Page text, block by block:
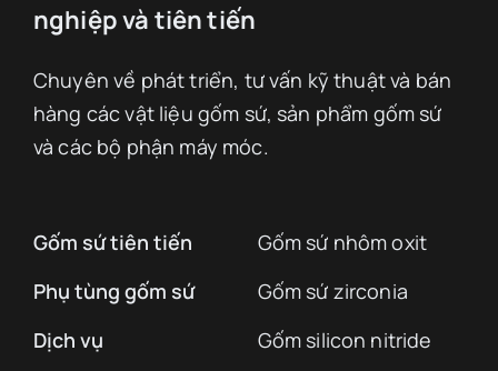
nghiệp và tiên tiến
Chuyên về phát triển, tư vấn kỹ thuật và bán
hàng các vật liệu gốm sứ, sản phẩm gốm sứ
và các bộ phận máy móc.
Gốm sứ tiên tiến
Phụ tùng gốm sứ
Dịch vụ
Gốm sứ nhôm oxit
Gốm sứ zirconia
Gốm silicon nitride